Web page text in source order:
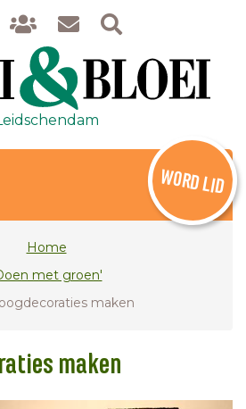
WORD LID
Home
met groen'
maken
maken